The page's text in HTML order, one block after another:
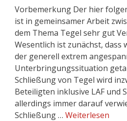
Vorbemerkung Der hier
ist in gemeinsamer Arbeit
dem Thema Tegel sehr gut
Wesentlich ist zunächst, dass
der generell extrem
Unterbringungssituation
Schließung von Tegel wird
Beteiligten inklusive LAF und
allerdings immer darauf
Schließung … Weiterlesen